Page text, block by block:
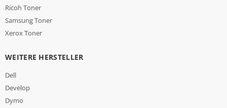
Ricoh Toner
Samsung Toner
Xerox Toner
WEITERE HERSTELLER
Dell
Develop
Dymo